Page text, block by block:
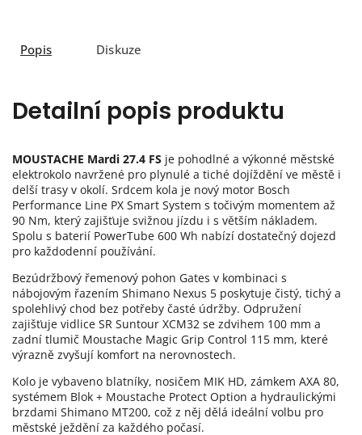
Popis Diskuze
Detailní popis produktu
MOUSTACHE Mardi 27.4 FS je pohodlné a výkonné městské
elektrokolo navržené pro plynulé a tiché dojíždění ve městě i
delší trasy v okolí. Srdcem kola je nový motor Bosch
Performance Line PX Smart System s točivým momentem až
90 Nm, který zajišťuje svižnou jízdu i s větším nákladem.
Spolu s baterií PowerTube 600 Wh nabízí dostatečný dojezd
pro každodenní používání.
Bezúdržbový řemenový pohon Gates v kombinaci s
nábojovým řazením Shimano Nexus 5 poskytuje čistý, tichý a
spolehlivý chod bez potřeby časté údržby. Odpružení
zajišťuje vidlice SR Suntour XCM32 se zdvihem 100 mm a
zadní tlumič Moustache Magic Grip Control 115 mm, které
výrazně zvyšují komfort na nerovnostech.
Kolo je vybaveno blatníky, nosičem MIK HD, zámkem AXA 80,
systémem Blok + Moustache Protect Option a hydraulickými
brzdami Shimano MT200, což z něj dělá ideální volbu pro
městské ježdění za každého počasí.